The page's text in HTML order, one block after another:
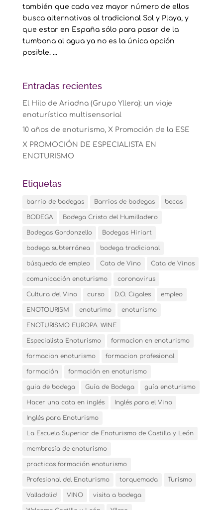
también que cada vez mayor número de ellos
busca alternativas al tradicional Sol y Playa, y
que estar en España sólo para pasar de la
tumbona al agua ya no es la única opción
posible. ...
Entradas recientes
El Hilo de Ariadna (Grupo Yllera): un viaje
enoturístico multisensorial
10 años de enoturismo, X Promoción de la ESE
X PROMOCIÓN DE ESPECIALISTA EN
ENOTURISMO
Etiquetas
barrio de bodegas Barrios de bodegas becas
BODEGA Bodega Cristo del Humilladero
Bodegas Gordonzello Bodegas Hiriart
bodega subterránea bodega tradicional
búsqueda de empleo Cata de Vino Cata de Vinos
comunicación enoturismo coronavirus
Cultura del Vino curso D.O. Cigales empleo
ENOTOURISM enoturimo enoturismo
ENOTURISMO EUROPA. WINE
Especialista Enoturismo formacion en enoturismo
formacion enoturismo formacion profesional
formación formación en enoturismo
guia de bodega Guía de Bodega guía enoturismo
Hacer una cata en inglés Inglés para el Vino
Inglés para Enoturismo
La Escuela Superior de Enoturismo de Castilla y León
membresía de enoturismo
practicas formación enoturismo
Profesional del Enoturismo torquemada Turismo
Valladolid VINO visita a bodega